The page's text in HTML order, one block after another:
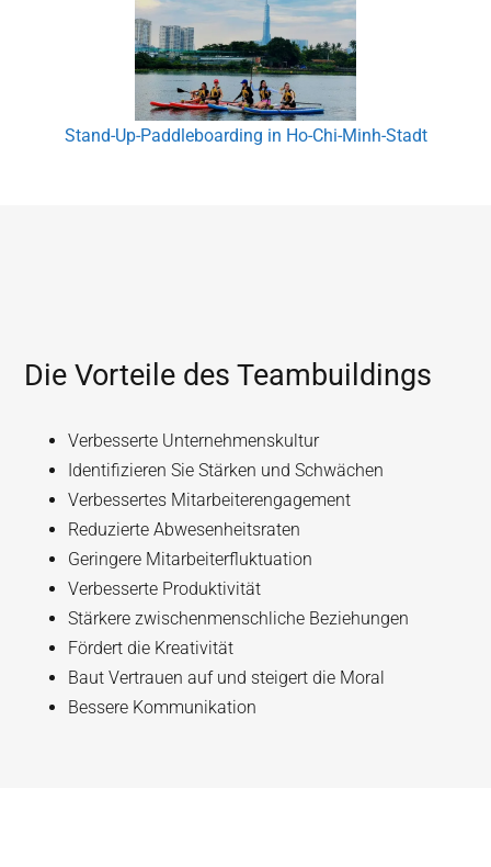
Stand-Up-Paddleboarding in Ho-Chi-Minh-Stadt
Die Vorteile des Teambuildings
Verbesserte Unternehmenskultur
Identifizieren Sie Stärken und Schwächen
Verbessertes Mitarbeiterengagement
Reduzierte Abwesenheitsraten
Geringere Mitarbeiterfluktuation
Verbesserte Produktivität
Stärkere zwischenmenschliche Beziehungen
Fördert die Kreativität
Baut Vertrauen auf und steigert die Moral
Bessere Kommunikation